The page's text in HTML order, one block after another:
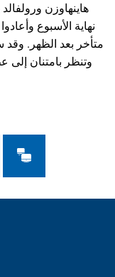
هاينهاوزن
نهاية الأسبوع
متأخر بعد الظهر. وقد
وتنظر بامتنان إلى